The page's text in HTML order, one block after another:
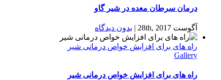
درمان سرطان معده در شیر گاو
آگوست 28th, 2017 | بدون ديدگاه
راه های برای افزایش خواص درمانی شیر
Gallery
راه های برای افزایش خواص درمانی شیر